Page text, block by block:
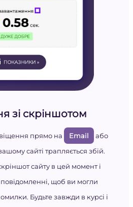
зі скріншотом
прямо на Email
або
сайті трапляється збій.
сайту в цей момент і
щоб ви могли
Будьте завжди в курсі і